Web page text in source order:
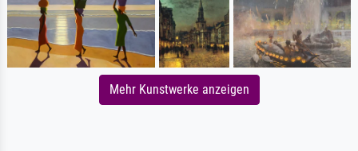
Mehr Kunstwerke anzeigen